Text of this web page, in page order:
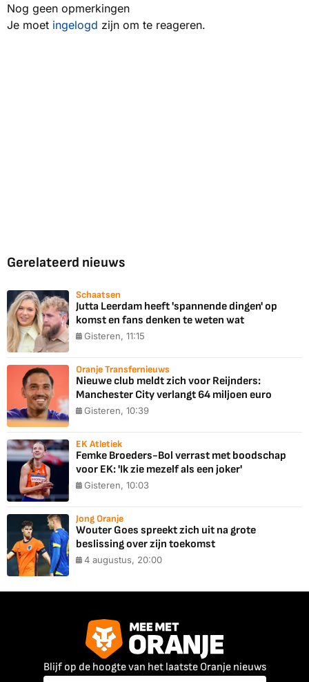
Nog geen opmerkingen
Je moet ingelogd zijn om te reageren.
Gerelateerd nieuws
Schaatsen
Jutta Leerdam heeft 'spannende dingen' op
komst en fans denken te weten wat
Gisteren, 11:15
Oranje Transfernieuws
Nieuwe club meldt zich voor Reijnders:
Manchester City verlangt 64 miljoen euro
Gisteren, 10:39
EK Atletiek
Femke Broeders-Bol verrast met boodschap
voor EK: 'Ik zie mezelf als een joker'
Gisteren, 10:03
Jong Oranje
Wouter Goes spreekt zich uit na grote
beslissing over zijn toekomst
4 augustus, 20:00
Blijf op de hoogte van het laatste Oranje nieuws